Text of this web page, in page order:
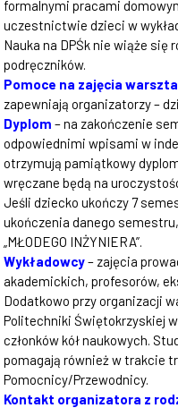
formalnymi pracami
uczestnictwie dzieci w
Nauka na DPŚk nie wiąże się
podręczników.
Pomoce na zajęcia
zapewniają organizatorzy –
Dyplom – na zakończenie
odpowiednimi wpisami w
otrzymują pamiątkowy
wręczane będą na
Jeśli dziecko ukończy 7
ukończenia danego
„MŁODEGO INŻYNIERA”.
Wykładowcy– zajęcia
akademickich, profesorów,
Dodatkowo przy organizacji
Politechniki Świętokrzyskiej
członków kół naukowych.
pomagają również w trakcie
Pomocnicy/Przewodnicy.
Kontakt organizatora z